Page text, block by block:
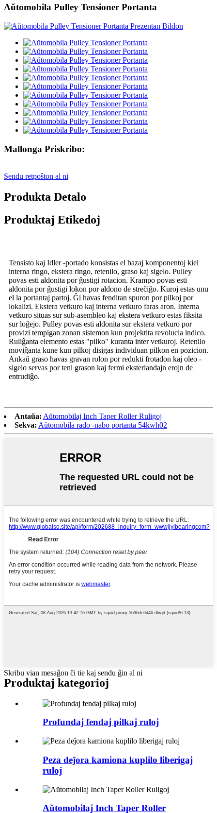
Aŭtomobila Pulley Tensioner Portanta
Mallonga Priskribo:
Sendu retpoŝton al ni
Produkta Detalo
Produktaj Etikedoj
Tensisto kaj Idler -portado konsistas el bazaj komponentoj kiel
interna ringo, ekstera ringo, retenilo, graso kaj sigelo. Pulley
povas esti aldonita por ĝustigi rotacion. Krampo povas esti
aldonita por ĝustigi lokon por aldono de streĉiĝo. Kuroj estas unu
el la portantaj partoj. Ĝi havas fenditan spuron por pilkoj por
lokalizi. Ekstera vetkuro kaj interna vetkuro faras aron. Interna
vetkuro situas sur sub-asembleo kaj ekstera vetkuro estas fiksita
sur loĝejo. Pulley povas esti aldonita sur ekstera vetkuro por
provizi tempigan zonan sistemon kun projektita revolucia indico.
Ruliĝanta elemento estas "pilko" kuranta inter vetkuroj. Retenilo
moviĝanta kune kun pilkoj disigas individuan pilkon en pozicion.
Ankaŭ graso havas gravan rolon por redukti frotadon kaj oleo -
sigelo servas por teni grason kaj fermi eksterlandajn erojn de
entrudiĝo.
Antaŭa: Aŭtomobilaj Inch Taper Roller Ruligoj
Sekva: Aŭtomobila rado -nabo portanta 54kwh02
Skribu vian mesaĝon ĉi tie kaj sendu ĝin al ni
Produktaj kategorioj
Profundaj fendaj pilkaj ruloj
Peza deĵora kamiona kuplilo liberigaj
ruloj
Aŭtomobilaj Inch Taper Roller